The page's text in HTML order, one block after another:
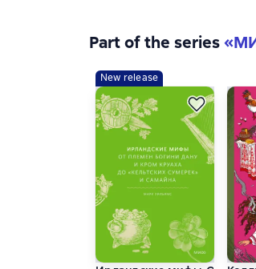
Part of the series«
New release